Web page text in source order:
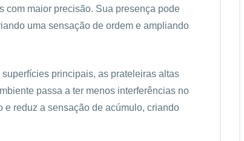
com maior precisão. Sua presença pode
uma sensação de ordem e ampliando
principais, as prateleiras altas
passa a ter menos interferências no
reduz a sensação de acúmulo, criando